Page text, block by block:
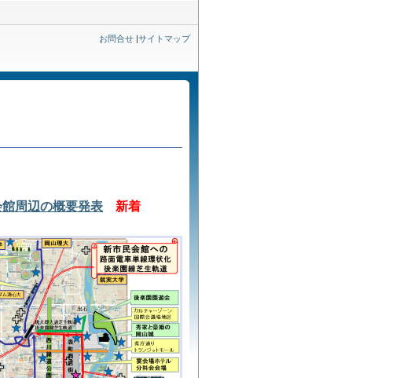
お問合せ |サイトマップ
周辺の概要発表
新着